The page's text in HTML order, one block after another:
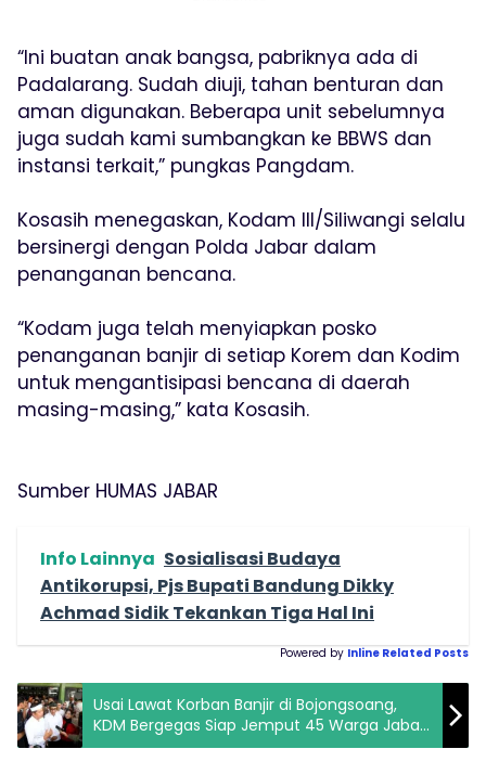
“Ini buatan anak bangsa, pabriknya ada di
Padalarang. Sudah diuji, tahan benturan dan
aman digunakan. Beberapa unit sebelumnya
juga sudah kami sumbangkan ke BBWS dan
instansi terkait,” pungkas Pangdam.
Kosasih menegaskan, Kodam III/Siliwangi selalu
bersinergi dengan Polda Jabar dalam
penanganan bencana.
“Kodam juga telah menyiapkan posko
penanganan banjir di setiap Korem dan Kodim
untuk mengantisipasi bencana di daerah
masing-masing,” kata Kosasih.
Sumber HUMAS JABAR
Info Lainnya Sosialisasi Budaya
Antikorupsi, Pjs Bupati Bandung Dikky
Achmad Sidik Tekankan Tiga Hal Ini
Powered by Inline Related Posts
Usai Lawat Korban Banjir di Bojongsoang,
KDM Bergegas Siap Jemput 45 Warga Jabar
Terdampak Banjir Aceh